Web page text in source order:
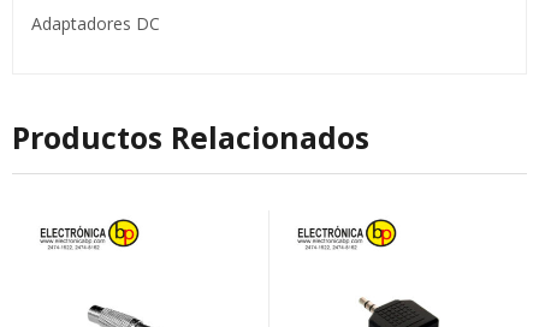
Adaptadores DC
Productos Relacionados